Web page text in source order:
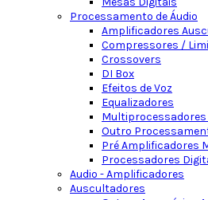
Processamento de Áudio
Amplificadores
Compressores /
Crossovers
DI Box
Efeitos de Voz
Equalizadores
Multiprocessadores
Outro
Pré Amplificadores
Processadores
Audio - Amplificadores
Auscultadores